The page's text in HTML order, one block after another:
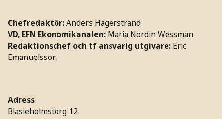
Chefredaktör:Anders Hägerstrand
VD, EFN Ekonomikanalen: Maria Nordin Wessman
Redaktionschef och tf ansvarig utgivare: Eric
Emanuelsson
Adress
Blasieholmstorg 12